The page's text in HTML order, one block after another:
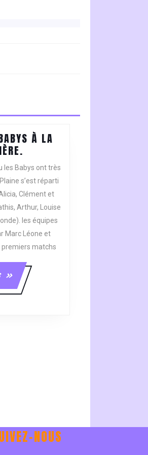
À LA
PLATEAU
BABYS
À
LA
TALAUDIÈRE.
les Babys ont très
s’est réparti
Clément et
Arthur, Louise
les équipes
Marc Léone et
premiers matchs
Lire
Plus
NOUS